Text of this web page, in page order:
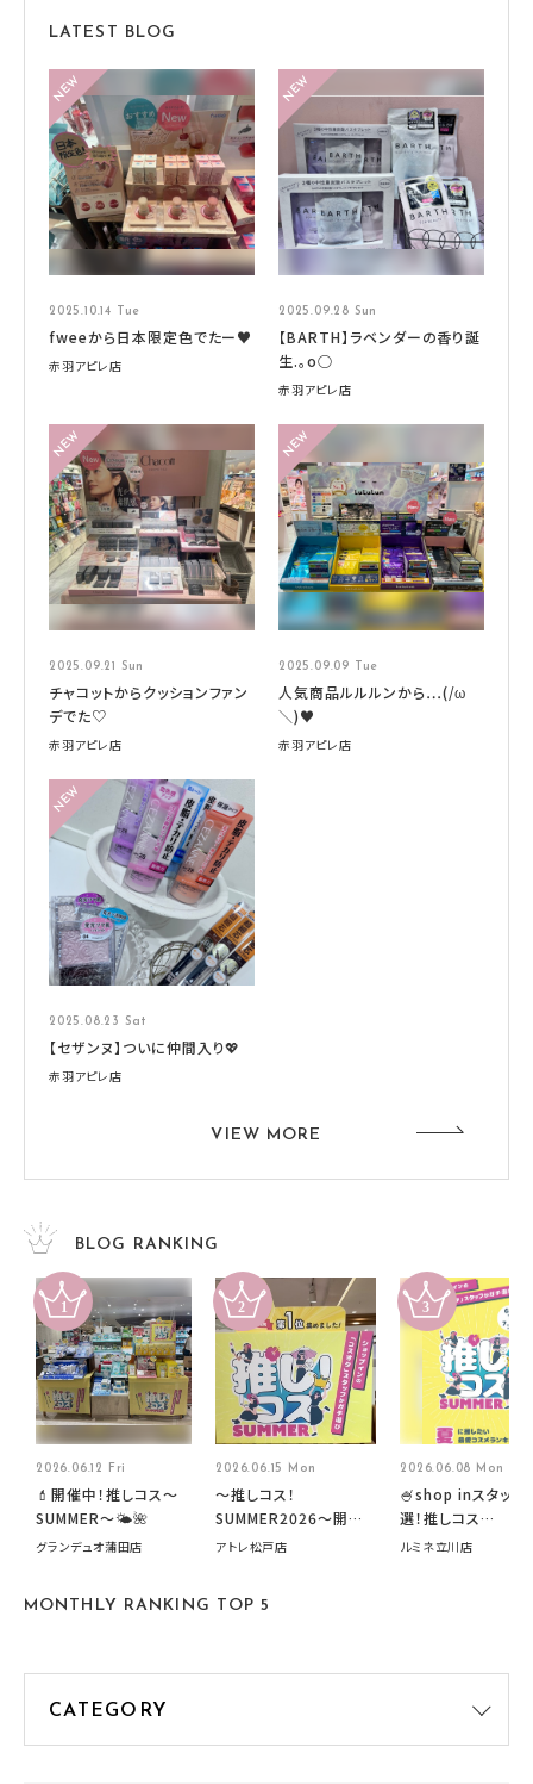
LATEST BLOG
2025.10.14 Tue
fweeから日本限定色でたー♥
赤羽アピレ店
2025.09.28 Sun
【BARTH】ラベンダーの香り誕
生.。o○
赤羽アピレ店
2025.09.21 Sun
チャコットからクッションファン
デでた♡
赤羽アピレ店
2025.09.09 Tue
人気商品ルルルンから…(/ω
＼)♥
赤羽アピレ店
2025.08.23 Sat
【セザンヌ】ついに仲間入り💖
赤羽アピレ店
VIEW MORE
BLOG RANKING
2026.06.12 Fri
💄開催中！推しコス〜
SUMMER〜🌤️🌺
グランデュオ蒲田店
2026.06.15 Mon
～推しコス！
SUMMER2026～開催
中です！
アトレ松戸店
2026.06.08 Mon
🍧shop inスタッフ
選！推しコス
summer2026開催
ルミネ立川店
MONTHLY RANKING TOP 5